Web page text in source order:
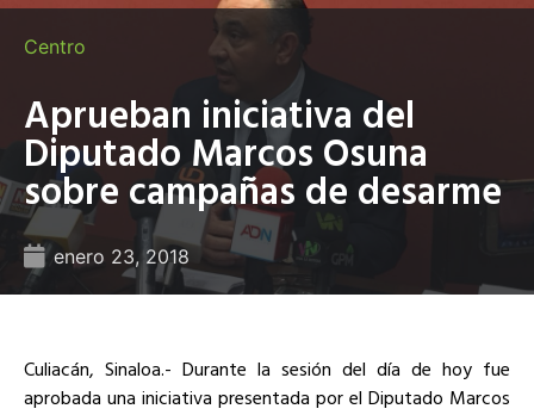
Centro
Aprueban iniciativa del
Diputado Marcos Osuna
sobre campañas de desarme
enero 23, 2018
Culiacán, Sinaloa.- Durante la sesión del día de hoy fue
aprobada una iniciativa presentada por el Diputado Marcos